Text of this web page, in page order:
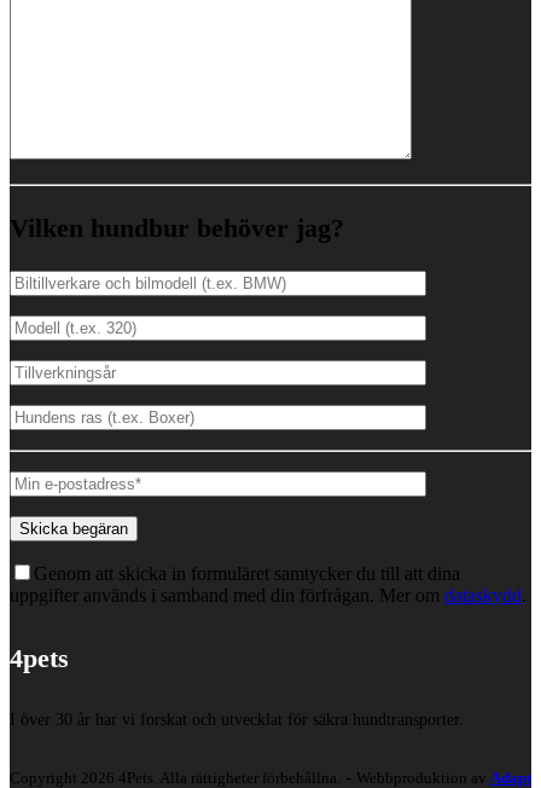
Vilken hundbur behöver jag?
Genom att skicka in formuläret samtycker du till att dina
uppgifter används i samband med din förfrågan. Mer om dataskydd.
4pets
I över 30 år har vi forskat och utvecklat för säkra hundtransporter.
Copyright 2026 4Pets. Alla rättigheter förbehållna. - Webbproduktion av Adapt